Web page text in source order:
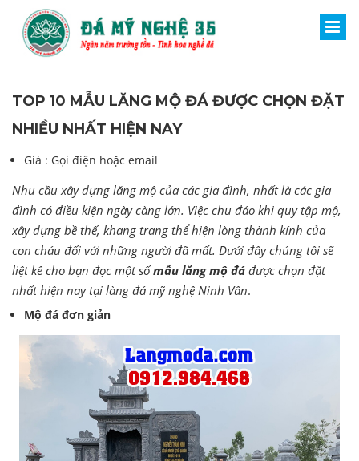
TOP 10 MẪU LĂNG MỘ ĐÁ ĐƯỢC CHỌN ĐẶT
NHIỀU NHẤT HIỆN NAY
Giá : Gọi điện hoặc email
Nhu cầu xây dựng lăng mộ của các gia đình, nhất là các gia
đình có điều kiện ngày càng lớn. Việc chu đáo khi quy tập mộ,
xây dựng bề thế, khang trang thể hiện lòng thành kính của
con cháu đối với những người đã mất. Dưới đây chúng tôi sẽ
liệt kê cho bạn đọc một sốmẫu lăng mộ đá được chọn đặt
nhất hiện nay tại làng đá mỹ nghệ Ninh Vân.
Mộ đá đơn giản